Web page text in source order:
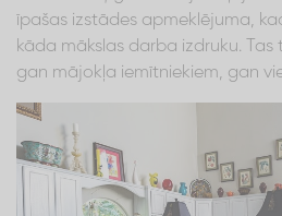
īpašas izstādes apmeklējuma,
kāda mākslas darba izdruku.
gan mājokļa iemītniekiem, gan